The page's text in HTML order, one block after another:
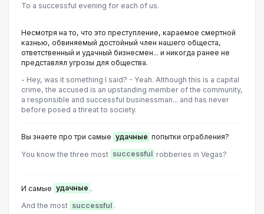
To a successful evening for each of us.
Несмотря на то, что это преступление, караемое смертной
казнью, обвиняемый достойный член нашего общеста,
ответственный и удачный бизнесмен... и никогда ранее не
представлял угрозы для общества.
- Hey, was it something I said? - Yeah. Although this is a capital
crime, the accused is an upstanding member of the community,
a responsible and successful businessman... and has never
before posed a threat to society.
Вы знаете про три самые удачные попытки ограбления?
You know the three most successful robberies in Vegas?
И самые удачные .
And the most successful .